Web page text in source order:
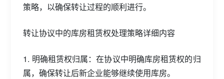
策略，以确保转让过程的顺利进行。
转让协议中的库房租赁权处理策略详细内容
1. 明确租赁权归属：在协议中明确库房租赁权的归
属，确保转让后新企业能够继续使用库房。